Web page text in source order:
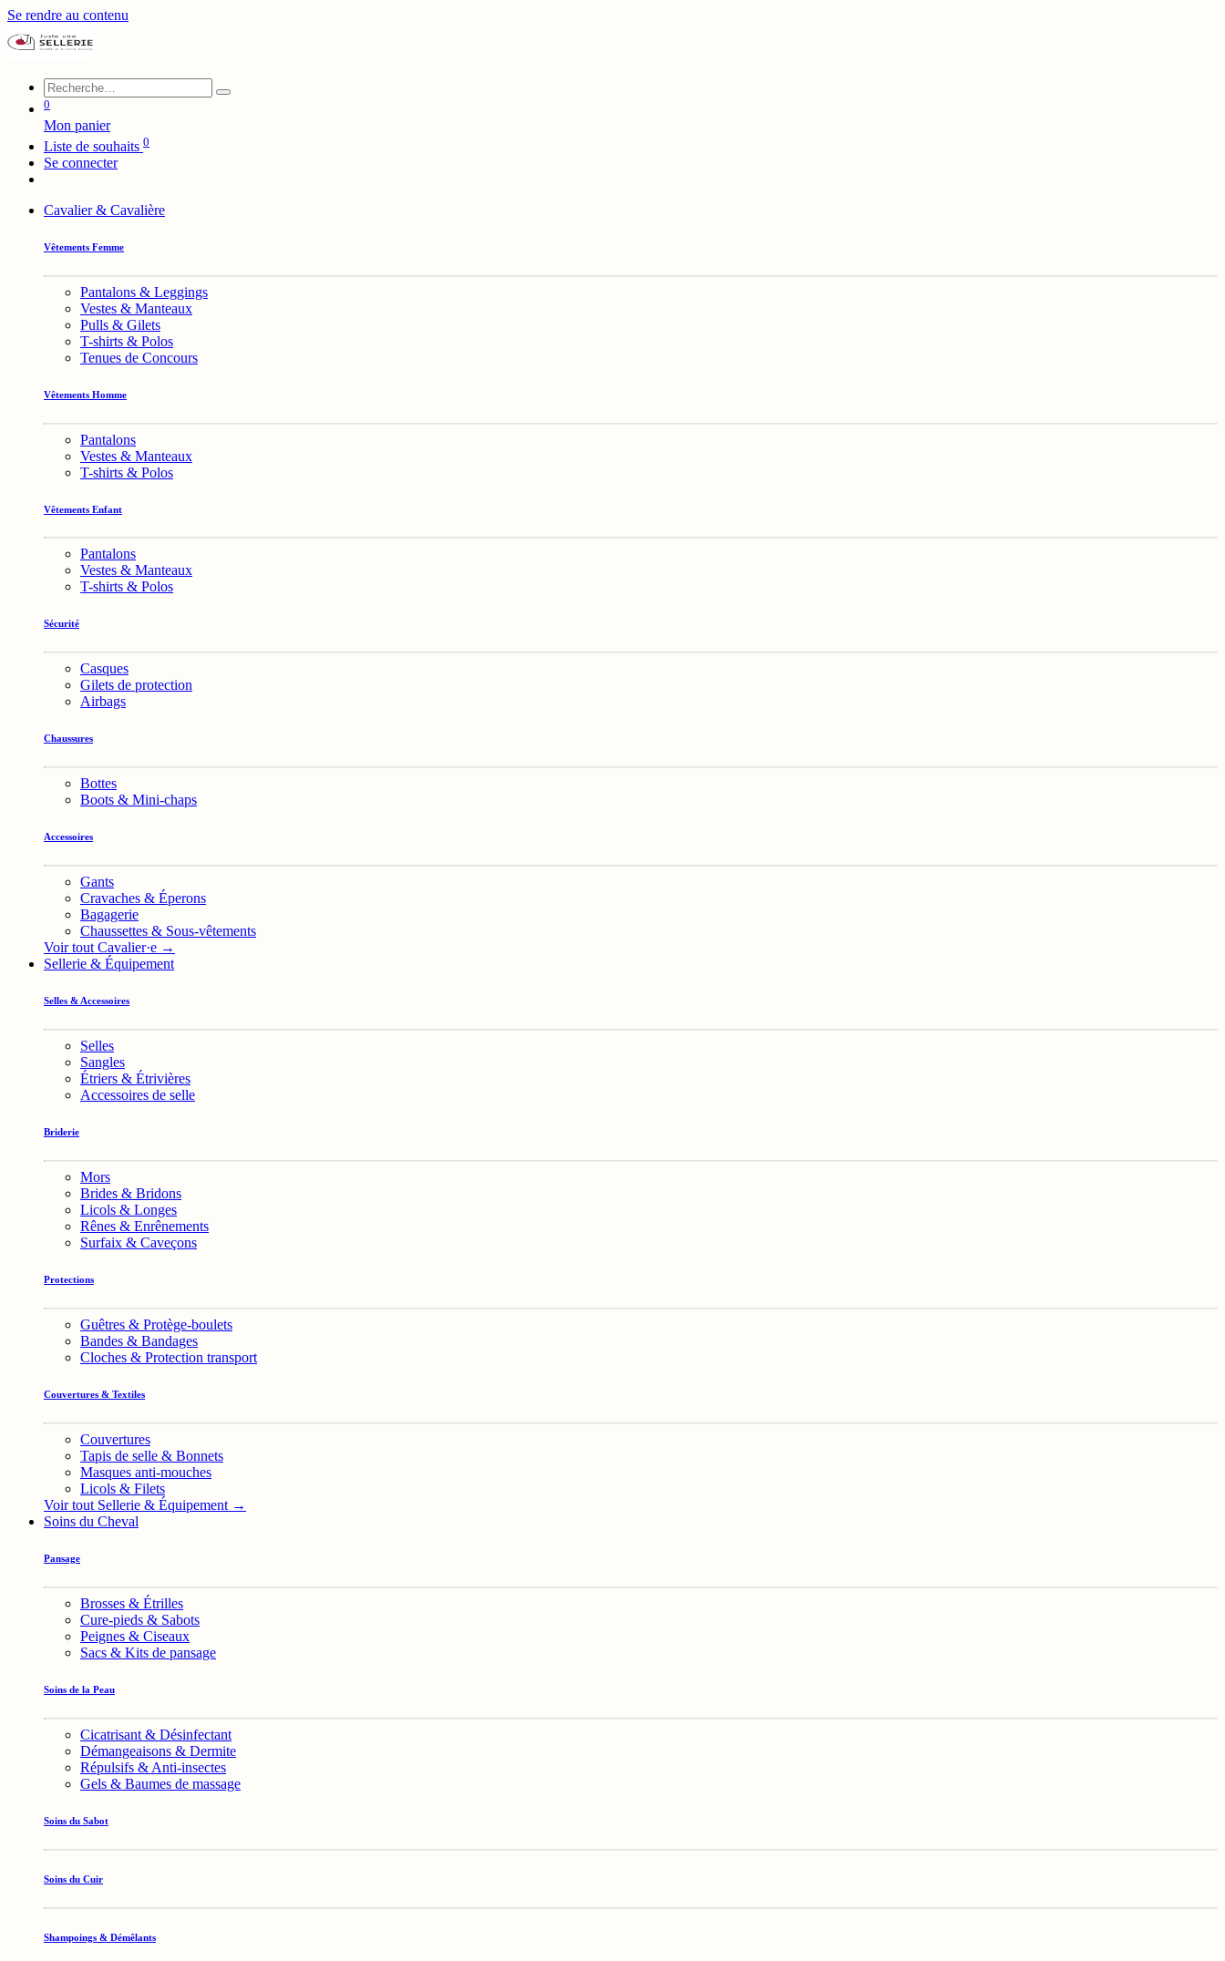
Se rendre au contenu
0
Mon panier
Liste de souhaits 0
Se connecter
Cavalier & Cavalière
Vêtements Femme
Pantalons & Leggings
Vestes & Manteaux
Pulls & Gilets
T-shirts & Polos
Tenues de Concours
Vêtements Homme
Pantalons
Vestes & Manteaux
T-shirts & Polos
Vêtements Enfant
Pantalons
Vestes & Manteaux
T-shirts & Polos
Sécurité
Casques
Gilets de protection
Airbags
Chaussures
Bottes
Boots & Mini-chaps
Accessoires
Gants
Cravaches & Éperons
Bagagerie
Chaussettes & Sous-vêtements
Voir tout Cavalier·e →
Sellerie & Équipement
Selles & Accessoires
Selles
Sangles
Étriers & Étrivières
Accessoires de selle
Briderie
Mors
Brides & Bridons
Licols & Longes
Rênes & Enrênements
Surfaix & Caveçons
Protections
Guêtres & Protège-boulets
Bandes & Bandages
Cloches & Protection transport
Couvertures & Textiles
Couvertures
Tapis de selle & Bonnets
Masques anti-mouches
Licols & Filets
Voir tout Sellerie & Équipement →
Soins du Cheval
Pansage
Brosses & Étrilles
Cure-pieds & Sabots
Peignes & Ciseaux
Sacs & Kits de pansage
Soins de la Peau
Cicatrisant & Désinfectant
Démangeaisons & Dermite
Répulsifs & Anti-insectes
Gels & Baumes de massage
Soins du Sabot
Soins du Cuir
Shampoings & Démêlants